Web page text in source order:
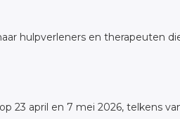
hulpverleners en therapeuten
23 april en 7 mei 2026, telkens